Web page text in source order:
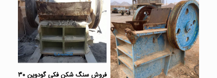
فروش سنگ شکن فکی گودوین ۳۰